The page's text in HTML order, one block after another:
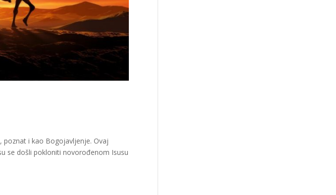
poznat i kao Bogojavljenje. Ovaj
se došli pokloniti novorođenom Isusu